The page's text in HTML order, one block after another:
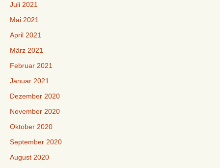
Juli 2021
Mai 2021
April 2021
März 2021
Februar 2021
Januar 2021
Dezember 2020
November 2020
Oktober 2020
September 2020
August 2020